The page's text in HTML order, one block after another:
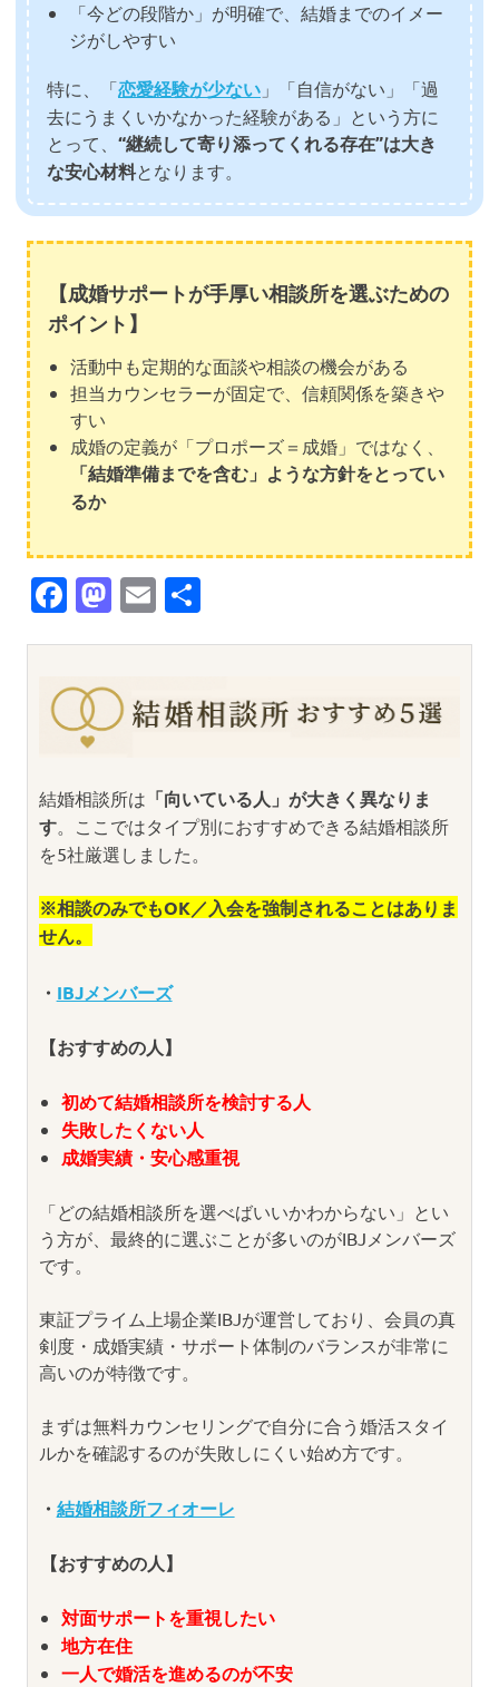
「今どの段階か」が明確で、結婚までのイメー
ジがしやすい
特に、「恋愛経験が少ない 」「自信がない」「過
去にうまくいかなかった経験がある」という方に
とって、 “継続して寄り添ってくれる存在”は大き
な安心材料となります。
【成婚サポートが手厚い相談所を選ぶための
ポイント】
活動中も定期的な面談や相談の機会がある
担当カウンセラーが固定で、信頼関係を築きや
すい
成婚の定義が「プロポーズ＝成婚」ではなく、
「結婚準備までを含む」ような方針をとってい
るか
Facebook
Mastodon
Email
結婚相談所は 「向いている人」が大きく異なりま
す。ここではタイプ別におすすめできる結婚相談所
を5社厳選しました。
※相談のみでもOK／入会を強制されることはありま
せん。
・ IBJメンバーズ
【おすすめの人】
初めて結婚相談所を検討する人
失敗したくない人
成婚実績・安心感重視
「どの結婚相談所を選べばいいかわからない」とい
う方が、最終的に選ぶことが多いのがIBJメンバーズ
です。
東証プライム上場企業IBJが運営しており、会員の真
剣度・成婚実績・サポート体制のバランスが非常に
高いのが特徴です。
まずは無料カウンセリングで自分に合う婚活スタイ
ルかを確認するのが失敗しにくい始め方です。
・ 結婚相談所フィオーレ
【おすすめの人】
対面サポートを重視したい
地方在住
一人で婚活を進めるのが不安